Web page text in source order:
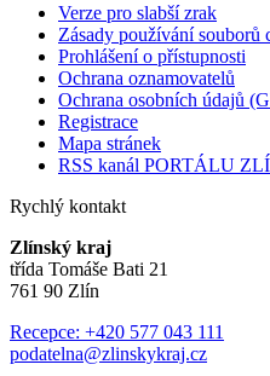
Verze pro slabší zrak
Zásady používání souborů
Prohlášení o přístupnosti
Ochrana oznamovatelů
Ochrana osobních údajů
Registrace
Mapa stránek
RSS kanál PORTÁLU
Rychlý kontakt
Zlínský kraj
třída Tomáše Bati 21
761 90 Zlín
Recepce: +420 577 043 111
podatelna@zlinskykraj.cz